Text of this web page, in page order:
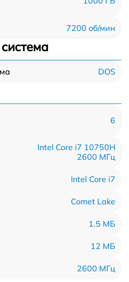
7200 об/мин
DOS
6
Intel Core i7 10750H
2600 МГц
Intel Core i7
Comet Lake
1.5 МБ
12 МБ
2600 МГц